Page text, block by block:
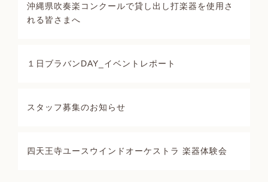
沖縄県吹奏楽コンクールで貸し出し打楽器を使用さ
れる皆さまへ
１日ブラバンDAY_イベントレポート
スタッフ募集のお知らせ
四天王寺ユースウインドオーケストラ 楽器体験会